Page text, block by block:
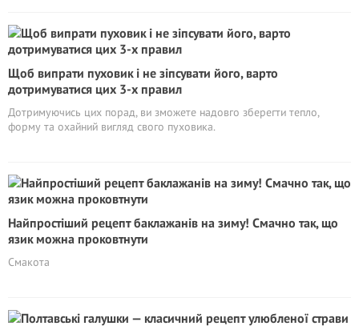
Щоб випрати пуховик і не зіпсувати його, варто
дотримуватися цих 3-х правил
Дотримуючись цих порад, ви зможете надовго зберегти тепло,
форму та охайний вигляд свого пуховика.
Найпростіший рецепт баклажанів на зиму! Смачно так, що
язик можна проковтнути
Смакота